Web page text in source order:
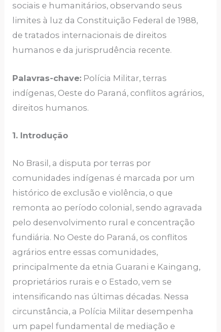
sociais e humanitários, observando seus
limites à luz da Constituição Federal de 1988,
de tratados internacionais de direitos
humanos e da jurisprudência recente.
Palavras-chave: Polícia Militar, terras
indígenas, Oeste do Paraná, conflitos agrários,
direitos humanos.
1. Introdução
No Brasil, a disputa por terras por
comunidades indígenas é marcada por um
histórico de exclusão e violência, o que
remonta ao período colonial, sendo agravada
pelo desenvolvimento rural e concentração
fundiária. No Oeste do Paraná, os conflitos
agrários entre essas comunidades,
principalmente da etnia Guarani e Kaingang,
proprietários rurais e o Estado, vem se
intensificando nas últimas décadas. Nessa
circunstância, a Polícia Militar desempenha
um papel fundamental de mediação e